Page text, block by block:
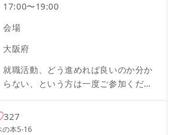
17:00〜19:00
会場
大阪府
就職活動、どう進めれば良いのか分か
らない、という方は一度ご参加くださ
く悪いことも全てお伝えします！ 新入
社員がなぜ当社を選んだのか？就職活
327
の本5-16